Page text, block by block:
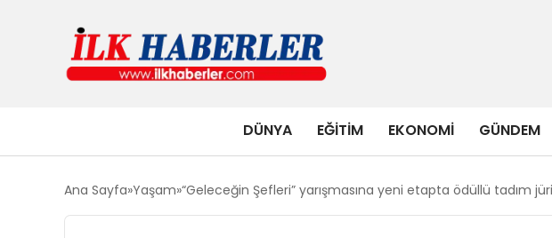
DÜNYA EĞITIM EKONOMI GÜNDEM
Ana Sayfa Yaşam “Geleceğin Şefleri” yarışmasına yeni etapta ödüllü tadım